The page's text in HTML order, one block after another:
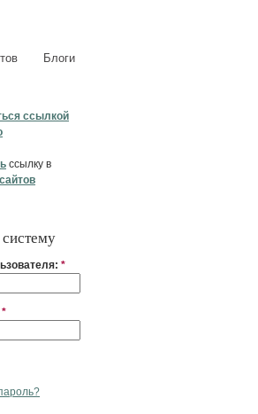
Блоги
ссылкой
ссылку в
*
*